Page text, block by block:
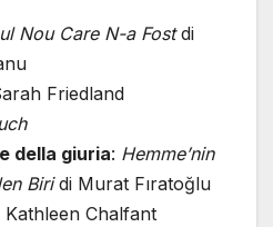
Nou Care N-a Fostdi
Friedland
della giuria: Hemme’nin
Biridi Murat Fıratoğlu
Kathleen Chalfant